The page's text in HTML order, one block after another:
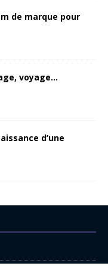
de marque pour
voyage…
d’une